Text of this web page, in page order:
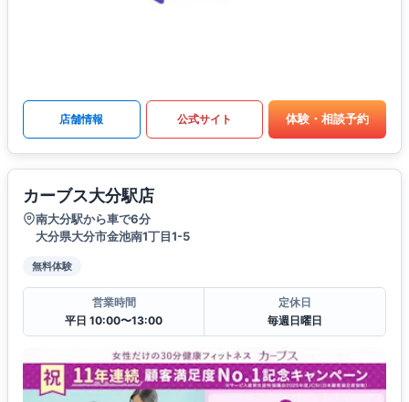
店舗情報 公式サイト 体験・相談予約
カーブス大分駅店
南大分駅から車で6分
大分県大分市金池南1丁目1-5
無料体験
営業時間
平日 10:00〜13:00
定休日
毎週日曜日